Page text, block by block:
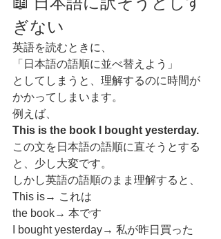
ぎない
英語を読むときに、
「日本語の語順に並べ替えよう」
としてしまうと、理解するのに時間が
かかってしまいます。
例えば、
This is the book I bought yesterday.
この文を日本語の語順に直そうとする
と、少し大変です。
しかし英語の語順のまま理解すると、
This is→ これは
the book→ 本です
I bought yesterday→ 私が昨日買った